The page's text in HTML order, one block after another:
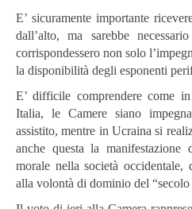
E’ sicuramente importante
dall’alto, ma sarebbe
corrispondessero non solo
la disponibilità degli esponenti
E’ difficile comprendere come
Italia, le Camere siano
assistito, mentre in Ucraina si
anche questa la manifestazione
morale nella società occidentale,
alla volontà di dominio del “secolo